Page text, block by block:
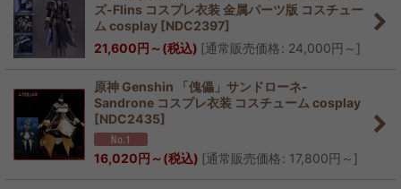
ズ-Flins コスプレ衣装 金属パーツ版 コスチュー
ム cosplay [NDC2397]
21,600円 ～(税込) [通常販売価格: 24,000円 ～ ]
原神 Genshin 「傀儡」サンドローネ-
Sandrone コスプレ衣装 コスチューム cosplay
[NDC2435]
16,020円 ～(税込) [通常販売価格: 17,800円 ～ ]